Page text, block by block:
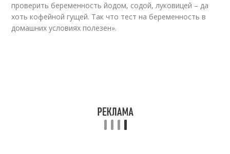
проверить беременность йодом, содой, луковицей – да
хоть кофейной гущей. Так что тест на беременность в
домашних условиях полезен».